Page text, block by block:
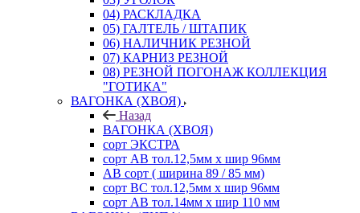
04) РАСКЛАДКА
05) ГАЛТЕЛЬ / ШТАПИК
06) НАЛИЧНИК РЕЗНОЙ
07) КАРНИЗ РЕЗНОЙ
08) РЕЗНОЙ ПОГОНАЖ КОЛЛЕКЦИЯ
"ГОТИКА"
ВАГОНКА (ХВОЯ)
Назад
ВАГОНКА (ХВОЯ)
сорт ЭКСТРА
сорт АВ тол.12,5мм х шир 96мм
АВ сорт ( ширина 89 / 85 мм)
сорт ВС тол.12,5мм х шир 96мм
сорт АВ тол.14мм х шир 110 мм